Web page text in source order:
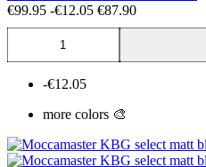
€99.95 -€12.05 €87.90
-€12.05
more colors 🎨